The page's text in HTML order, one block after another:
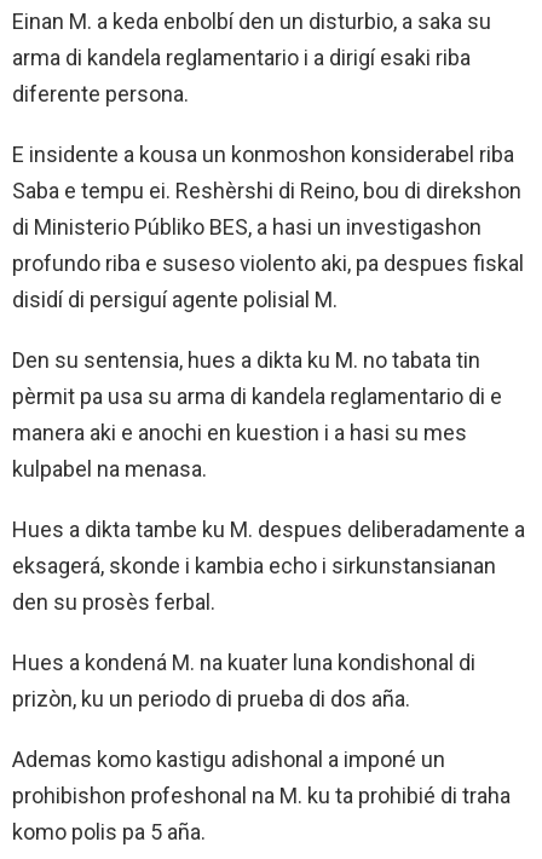
Einan M. a keda enbolbí den un disturbio, a saka su
arma di kandela reglamentario i a dirigí esaki riba
diferente persona.
E insidente a kousa un konmoshon konsiderabel riba
Saba e tempu ei. Reshèrshi di Reino, bou di direkshon
di Ministerio Públiko BES, a hasi un investigashon
profundo riba e suseso violento aki, pa despues fiskal
disidí di persiguí agente polisial M.
Den su sentensia, hues a dikta ku M. no tabata tin
pèrmit pa usa su arma di kandela reglamentario di e
manera aki e anochi en kuestion i a hasi su mes
kulpabel na menasa.
Hues a dikta tambe ku M. despues deliberadamente a
eksagerá, skonde i kambia echo i sirkunstansianan
den su prosès ferbal.
Hues a kondená M. na kuater luna kondishonal di
prizòn, ku un periodo di prueba di dos aña.
Ademas komo kastigu adishonal a imponé un
prohibishon profeshonal na M. ku ta prohibié di traha
komo polis pa 5 aña.